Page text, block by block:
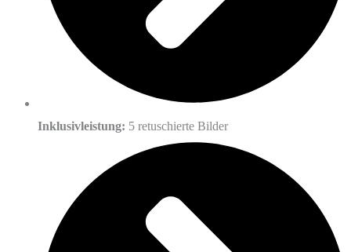
Inklusivleistung: 5 retuschierte Bilder